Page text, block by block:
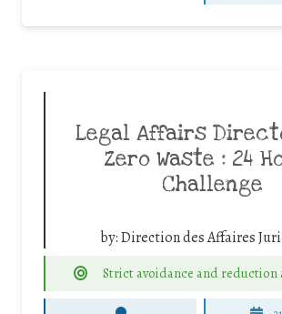
Legal Affairs
Zero Waste : 24
Challenge
by:Direction des Affaires
Strict avoidance and reduction